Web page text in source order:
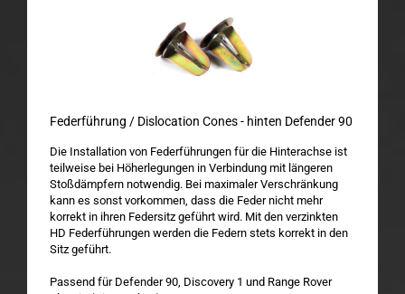
Federführung / Dislocation Cones - hinten Defender 90
Die Installation von Federführungen für die Hinterachse ist
teilweise bei Höherlegungen in Verbindung mit längeren
Stoßdämpfern notwendig. Bei maximaler Verschränkung
kann es sonst vorkommen, dass die Feder nicht mehr
korrekt in ihren Federsitz geführt wird. Mit den verzinkten
HD Federführungen werden die Federn stets korrekt in den
Sitz geführt.
Passend für Defender 90, Discovery 1 und Range Rover